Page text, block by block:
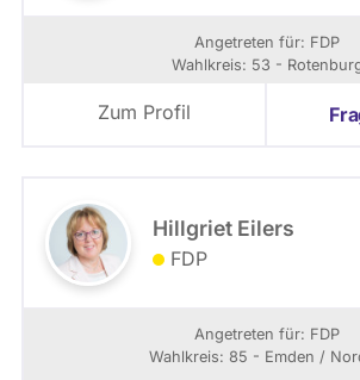
Angetreten für: FDP
Wahlkreis: 53 -
Zum Profil
Hillgriet Eilers
FDP
Angetreten für: FDP
Wahlkreis: 85 - Emden /